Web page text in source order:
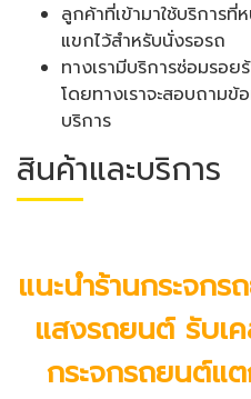
ลูกค้าที่เข้ามาใช้บริการ
แขกไว้สำหรับนั่งรอรถ
ทางเรามีบริการซ่อมรอ
โดยทางเราจะสอบถามข้
บริการ
สินค้าและบริการ
แนะนำร้านกระจก
แสงรถยนต์ รับเ
กระจกรถยนต์แ